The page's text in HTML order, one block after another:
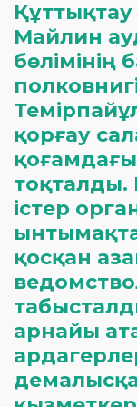
Құттықтау
Майлин
бөлімінің
қорғау
тоқталды.
істер
қосқан
арнайы